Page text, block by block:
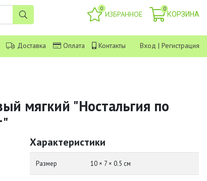
0
ИЗБРАННОЕ
0
КОРЗИНА
Доставка Оплата Контакты Вход | Регистрация
мягкий "Ностальгия по
Характеристики
Размер 10 × 7 × 0.5 см